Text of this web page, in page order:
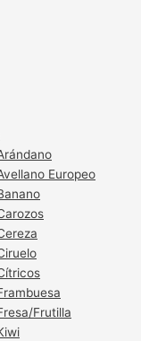
Europeo
Frutilla